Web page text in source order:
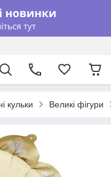
кульки Великі фігури